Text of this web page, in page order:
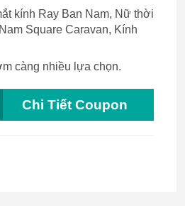
kính Ray Ban Nam, Nữ thời
Square Caravan, Kính
càng nhiều lựa chọn.
Chi Tiết Coupon